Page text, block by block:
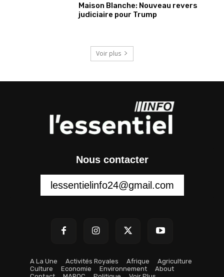
Maison Blanche: Nouveau revers
judiciaire pour Trump
Voir plus
Nous contacter
lessentielinfo24@gmail.com
A La Une Activités Royales Afrique
Agriculture
Culture
Economie Environnement
About